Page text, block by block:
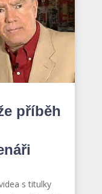
příběh
s titulky